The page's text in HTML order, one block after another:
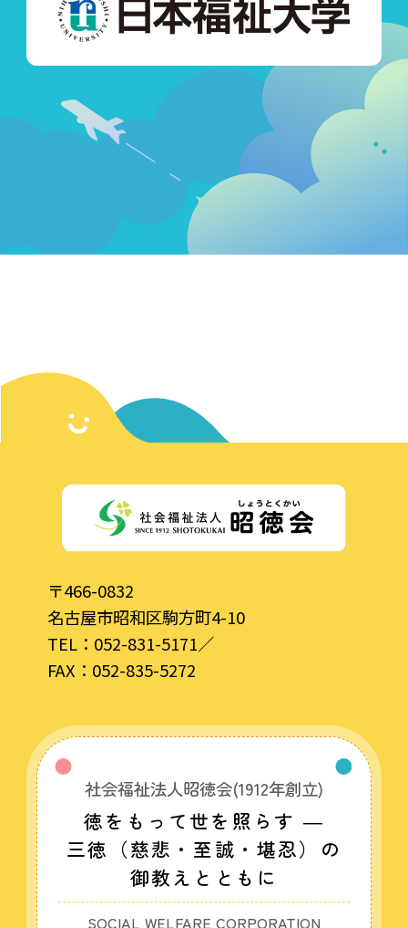
〒466-0832
名古屋市昭和区駒方町4-10
TEL： 052-831-5171／
FAX：052-835-5272
社会福祉法人昭徳会(1912年創立)
徳をもって世を照らす ―
三徳（慈悲・至誠・堪忍）の
御教えとともに
SOCIAL WELFARE CORPORATION